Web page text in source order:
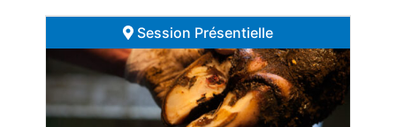
Session Présentielle